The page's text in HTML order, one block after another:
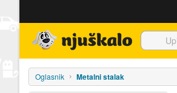
Oglasnik Metalni stalak